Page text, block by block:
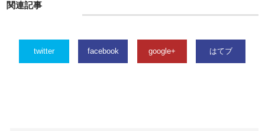
関連記事
twitter facebook google+ はてブ